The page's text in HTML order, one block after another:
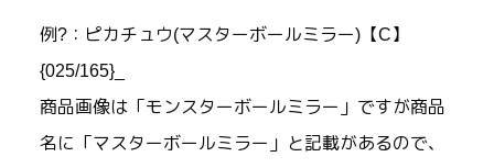
例?：ピカチュウ(マスターボールミラー)【C】
{025/165}_
商品画像は「モンスターボールミラー」ですが商品
名に「マスターボールミラー」と記載があるので、